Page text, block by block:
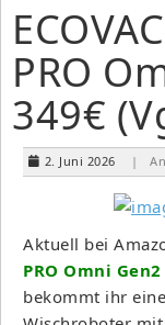
PRO
349€
2. Juni 2026 |
Aktuell bei
PRO Omni
bekommt ihr